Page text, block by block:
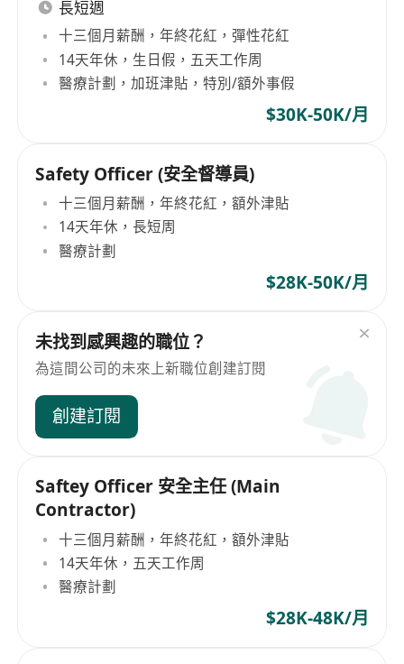
長短週
十三個月薪酬，年終花紅，彈性花紅
14天年休，生日假，五天工作周
醫療計劃，加班津貼，特別/額外事假
$30K-50K/月
Safety Officer (安全督導員)
十三個月薪酬，年終花紅，額外津貼
14天年休，長短周
醫療計劃
$28K-50K/月
未找到感興趣的職位？
為這間公司的未來上新職位創建訂閱
創建訂閱
Saftey Officer 安全主任 (Main
Contractor)
十三個月薪酬，年終花紅，額外津貼
14天年休，五天工作周
醫療計劃
$28K-48K/月